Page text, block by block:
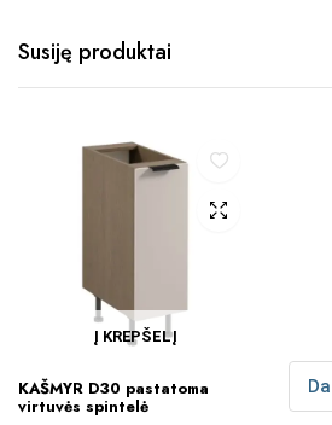
Susiję produktai
Į KREPŠELĮ
KAŠMYR D30 pastatoma
virtuvės spintelė